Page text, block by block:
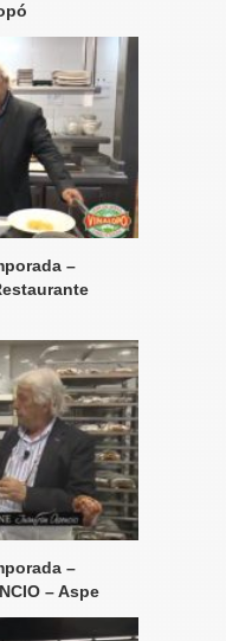
–
–
– Aspe